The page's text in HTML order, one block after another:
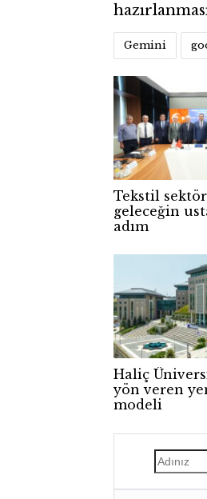
Gemini
Tekstil
geleceğin
adım
Haliç
yön veren
modeli